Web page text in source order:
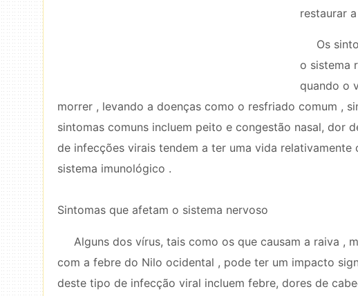
restaurar
Os
o sistema
quando o
morrer , levando a doenças como o resfriado comum ,
sintomas comuns incluem peito e congestão nasal, dor
de infecções virais tendem a ter uma vida
sistema imunológico .
Sintomas que afetam o sistema nervoso
Alguns dos vírus, tais como os que causam a raiva ,
com a febre do Nilo ocidental , pode ter um impacto
deste tipo de infecção viral incluem febre, dores de